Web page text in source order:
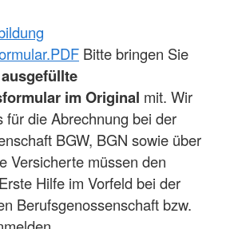
Bitte bringen Sie
ausgefüllte
im Original mit. Wir
für die Abrechnung bei der
BGW, BGN sowie über
Versicherte müssen den
Hilfe im Vorfeld bei der
Berufsgenossenschaft bzw.